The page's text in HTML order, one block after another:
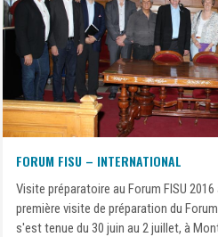
FORUM FISU – INTERNATIONAL
Visite préparatoire au Forum FISU
première visite de préparation du
s'est tenue du 30 juin au 2 juillet, à